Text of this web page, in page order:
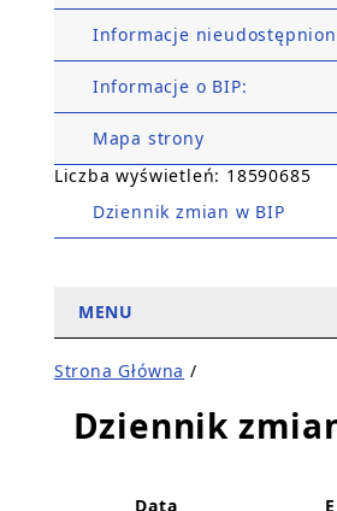
Informacje
Informacje o BIP:
Mapa strony
Liczba wyświetleń: 18590685
Dziennik zmian w BIP
MENU
Strona Główna /
Dziennik
Data